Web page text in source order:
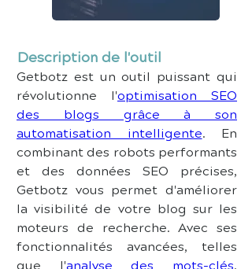
Description de l'outil
Getbotz est un outil puissant qui
révolutionne l'optimisation SEO
des blogs grâce à son
automatisation intelligente. En
combinant des robots performants
et des données SEO précises,
Getbotz vous permet d'améliorer
la visibilité de votre blog sur les
moteurs de recherche. Avec ses
fonctionnalités avancées, telles